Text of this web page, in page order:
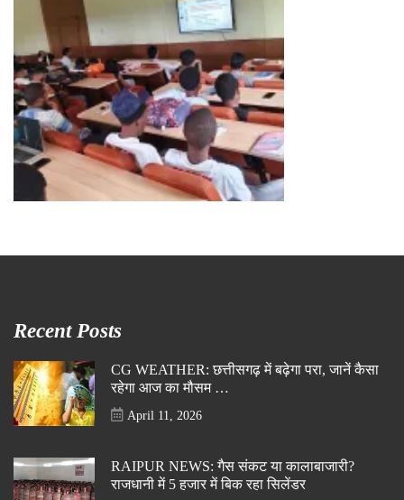
Recent Posts
CG WEATHER: छत्तीसगढ़ में बढ़ेगा परा, जानें कैसा
रहेगा आज का मौसम …
April 11, 2026
RAIPUR NEWS: गैस संकट या कालाबाजारी?
राजधानी में 5 हजार में बिक रहा सिलेंडर